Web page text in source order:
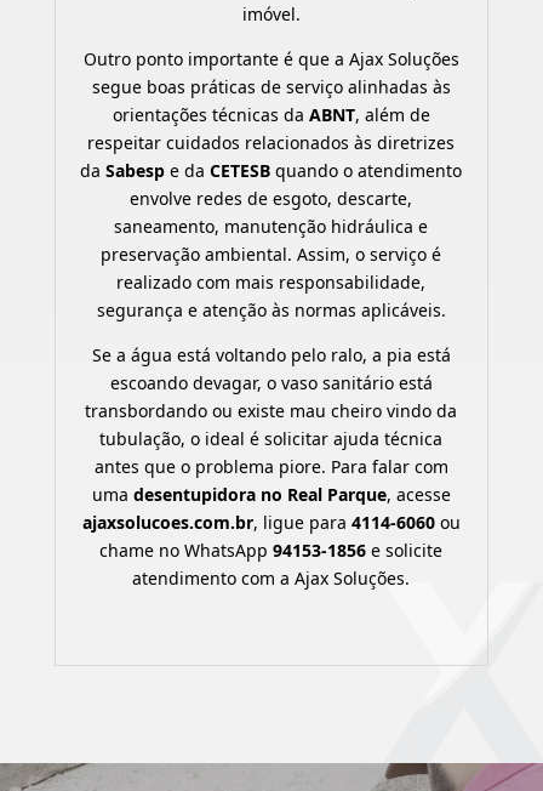
imóvel.
Outro ponto importante é que a Ajax Soluções
segue boas práticas de serviço alinhadas às
orientações técnicas da ABNT, além de
respeitar cuidados relacionados às diretrizes
daSabesp e daCETESB quando o atendimento
envolve redes de esgoto, descarte,
saneamento, manutenção hidráulica e
preservação ambiental. Assim, o serviço é
realizado com mais responsabilidade,
segurança e atenção às normas aplicáveis.
Se a água está voltando pelo ralo, a pia está
escoando devagar, o vaso sanitário está
transbordando ou existe mau cheiro vindo da
tubulação, o ideal é solicitar ajuda técnica
antes que o problema piore. Para falar com
uma desentupidora no Real Parque, acesse
ajaxsolucoes.com.br, ligue para 4114-6060ou
chame no WhatsApp94153-1856 e solicite
atendimento com a Ajax Soluções.